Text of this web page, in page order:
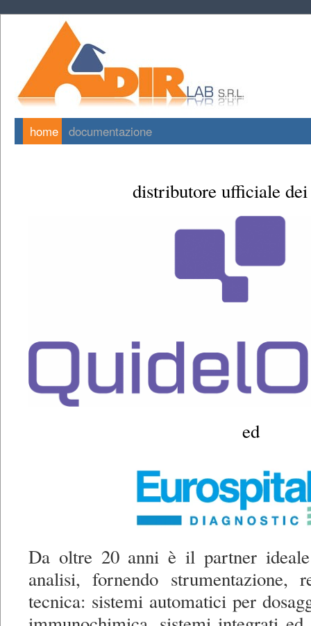
home documentazione
distributore ufficiale
ed
Da oltre 20 anni è il partner
analisi, fornendo strumentazione,
tecnica: sistemi automatici per